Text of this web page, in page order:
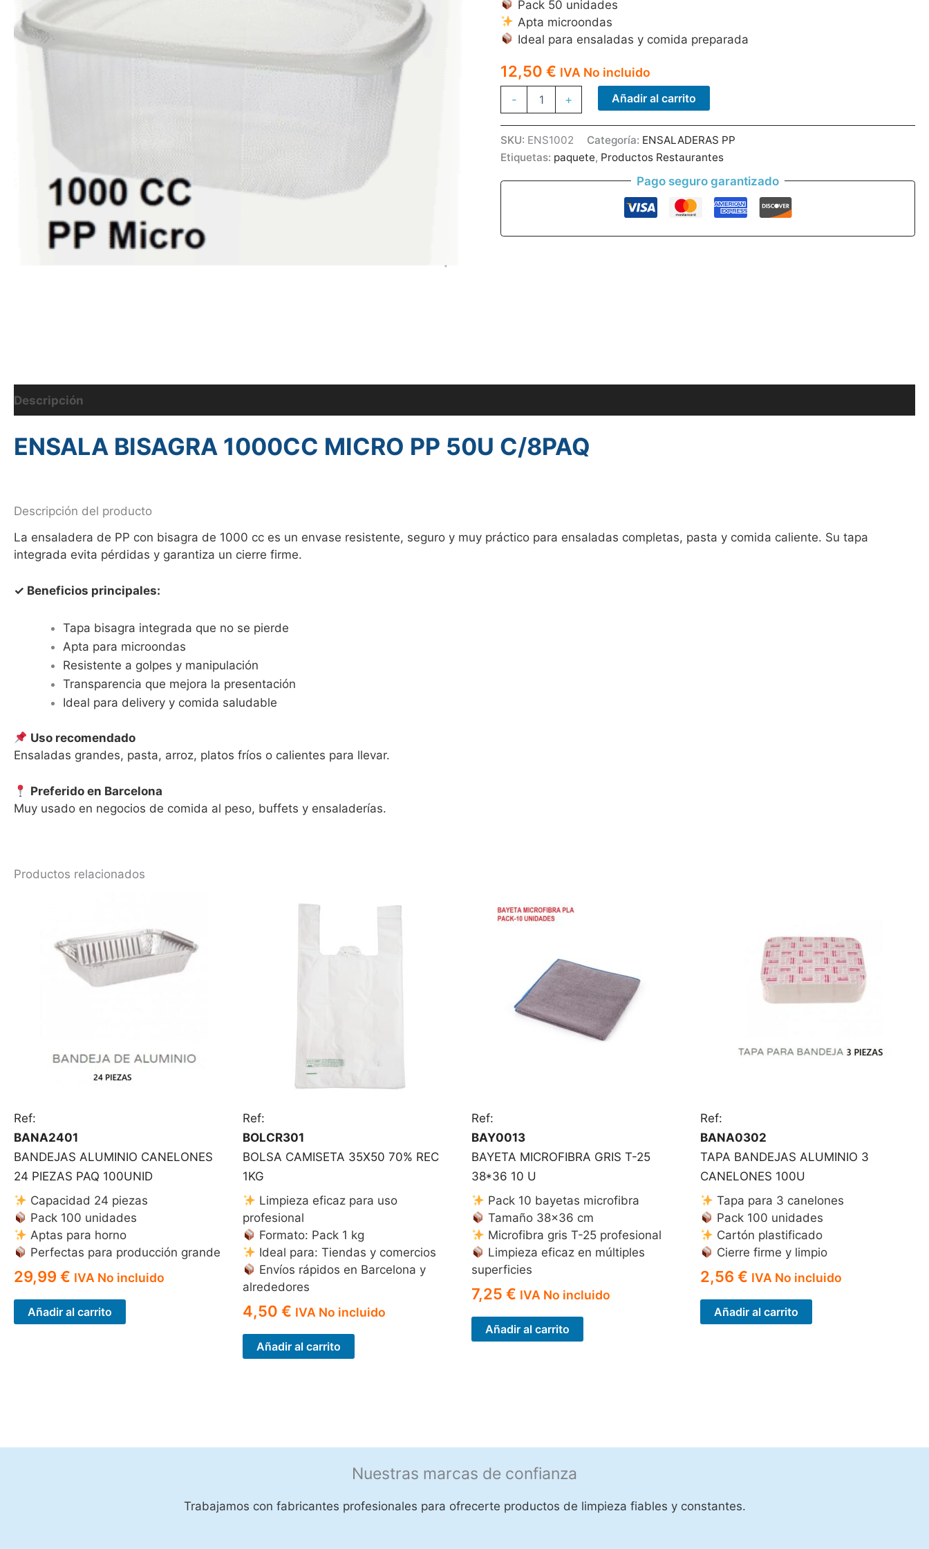
Pack 50 unidades
Apta microondas
Ideal para ensaladas y comida preparada
12,50€ IVA No incluido
-
BISAGRA
MICRO
PP
50U
+ Añadir al carrito
SKU: ENS1002 Categoría: ENSALADERAS PP
Etiquetas: paquete, Productos Restaurantes
Pago seguro garantizado
Descripción
ENSALA BISAGRA 1000CC MICRO PP 50U C/8PAQ
Descripción del producto
La ensaladera de PP con bisagra de 1000 cc es un envase resistente, seguro y muy práctico para ensaladas completas, pasta y comida caliente. Su tapa
integrada evita pérdidas y garantiza un cierre firme.
✓ Beneficios principales:
Tapa bisagra integrada que no se pierde
Apta para microondas
Resistente a golpes y manipulación
Transparencia que mejora la presentación
Ideal para delivery y comida saludable
Uso recomendado
Ensaladas grandes, pasta, arroz, platos fríos o calientes para llevar.
Preferido en Barcelona
Muy usado en negocios de comida al peso, buffets y ensaladerías.
Productos relacionados
Ref:
BANA2401
BANDEJAS ALUMINIO CANELONES
24 PIEZAS PAQ 100UNID
Capacidad 24 piezas
Pack 100 unidades
Aptas para horno
Perfectas para producción grande
29,99 € IVA No incluido
Añadir al carrito
Ref:
BOLCR301
BOLSA CAMISETA 35X50 70% REC
1KG
Limpieza eficaz para uso
profesional
Formato: Pack 1 kg
Ideal para: Tiendas y comercios
Envíos rápidos en Barcelona y
alrededores
4,50 € IVA No incluido
Añadir al carrito
Ref:
BAY0013
BAYETA MICROFIBRA GRIS T-25
38*36 10 U
Pack 10 bayetas microfibra
Tamaño 38×36 cm
Microfibra gris T-25 profesional
Limpieza eficaz en múltiples
superficies
7,25 € IVA No incluido
Añadir al carrito
Ref:
BANA0302
TAPA BANDEJAS ALUMINIO 3
CANELONES 100U
Tapa para 3 canelones
Pack 100 unidades
Cartón plastificado
Cierre firme y limpio
2,56 € IVA No incluido
Añadir al carrito
Nuestras marcas de confianza
Trabajamos con fabricantes profesionales para ofrecerte productos de limpieza fiables y constantes.